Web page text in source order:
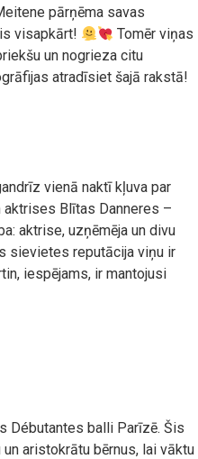
pārņēma savas
visapkārt!
Tomēr viņas
un nogrieza citu
atradīsiet šajā rakstā!
vienā naktī kļuva par
Blītas Danneres –
aktrise, uzņēmēja un divu
sievietes reputācija viņu ir
iespējams, ir mantojusi
Débutantes balli Parīzē. Šis
aristokrātu bērnus, lai vāktu